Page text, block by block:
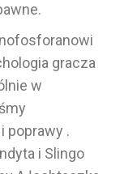
gracza
w
poprawy .
i Slingo